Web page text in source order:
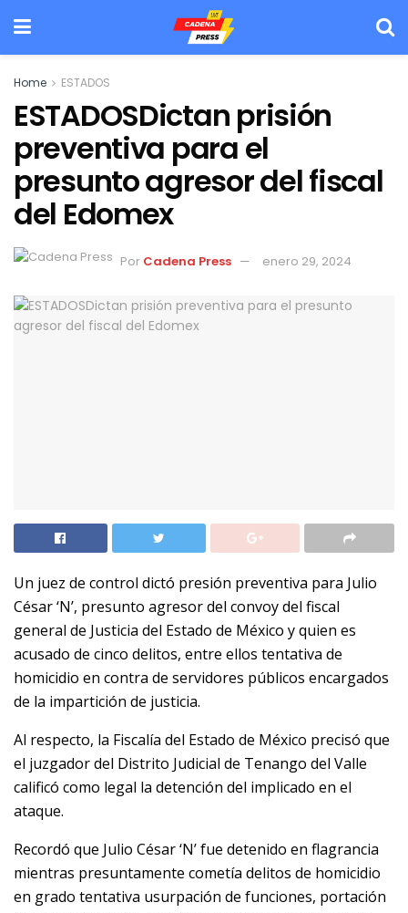
Home ESTADOS
ESTADOSDictan prisión
preventiva para el
presunto agresor del fiscal
del Edomex
Por Cadena Press enero 29, 2024
Un juez de control dictó presión preventiva para Julio
César ‘N’, presunto agresor del convoy del fiscal
general de Justicia del Estado de México y quien es
acusado de cinco delitos, entre ellos tentativa de
homicidio en contra de servidores públicos encargados
de la impartición de justicia.
Al respecto, la Fiscalía del Estado de México precisó que
el juzgador del Distrito Judicial de Tenango del Valle
calificó como legal la detención del implicado en el
ataque.
Recordó que Julio César ‘N’ fue detenido en flagrancia
mientras presuntamente cometía delitos de homicidio
en grado tentativa usurpación de funciones, portación